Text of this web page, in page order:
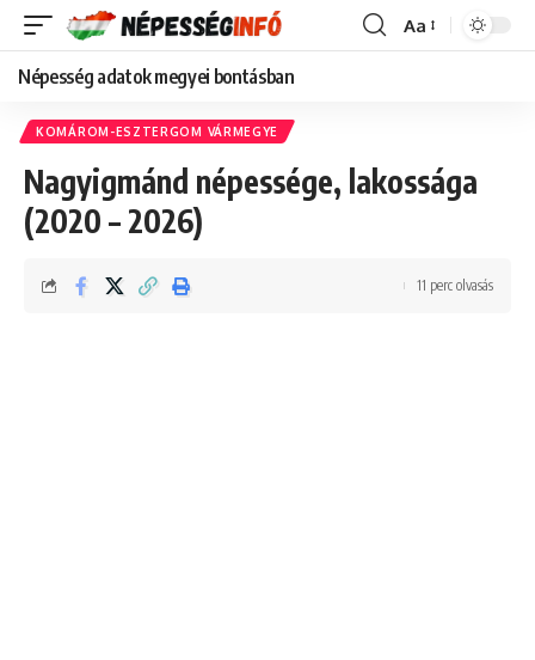
Font
Aa
Népesség adatok megyei bontásban
KOMÁROM-ESZTERGOM VÁRMEGYE
Nagyigmánd népessége, lakossága
(2020 – 2026)
11 perc olvasás